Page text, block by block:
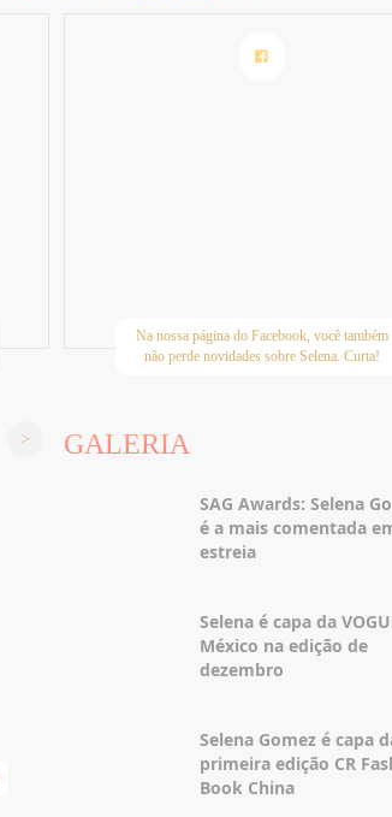
Na nossa página do Facebook, você também
não perde novidades sobre Selena. Curta!
Taylor Swift Brasil
GALERIA
SAG Awards: Selena
é a mais comentada
estreia
Selena é capa da
México na edição de
dezembro
Selena Gomez é capa
primeira edição CR
Book China